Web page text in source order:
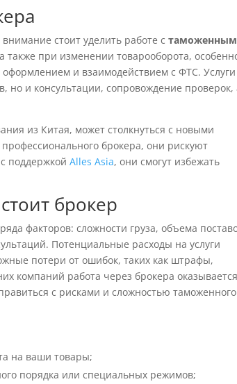
стоит уделить работе стаможенным
при изменении товарооборота,
и взаимодействием с ФТС. Услуги
но и консультации, сопровождение проверок,
из Китая, может столкнуться с новыми
брокера, они рискуют
с поддержкойAlles Asia, они смогут избежать
брокер
факторов: сложности груза, объема
Потенциальные расходы на услуги
потери от ошибок, таких как штрафы,
компаний работа через брокера оказывается
с рисками и сложностью таможенного
на ваши товары;
порядка или специальных режимов;